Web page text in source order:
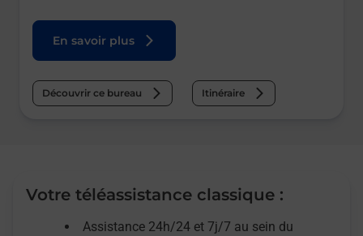
En savoir plus
Découvrir ce bureau Itinéraire
Votre téléassistance classique :
Assistance 24h/24 et 7j/7 au sein du